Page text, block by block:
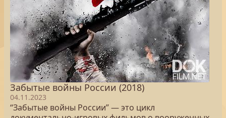
Забытые войны России (2018)
04.11.2023
“Забытые войны России” — это цикл